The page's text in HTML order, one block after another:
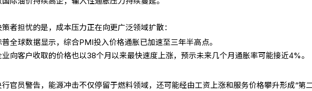
者担忧的是，成本压力正在向更广泛领域扩散：
普全球数据显示，综合PMI投入价格通胀已加速至三年半高点。
业向客户收取的价格也以38个月以来最快速度上涨，预示未来几个月通胀率可能接近4%。
行官员警告，能源冲击不仅停留于燃料领域，还可能经由工资上涨和服务价格攀升形成“第